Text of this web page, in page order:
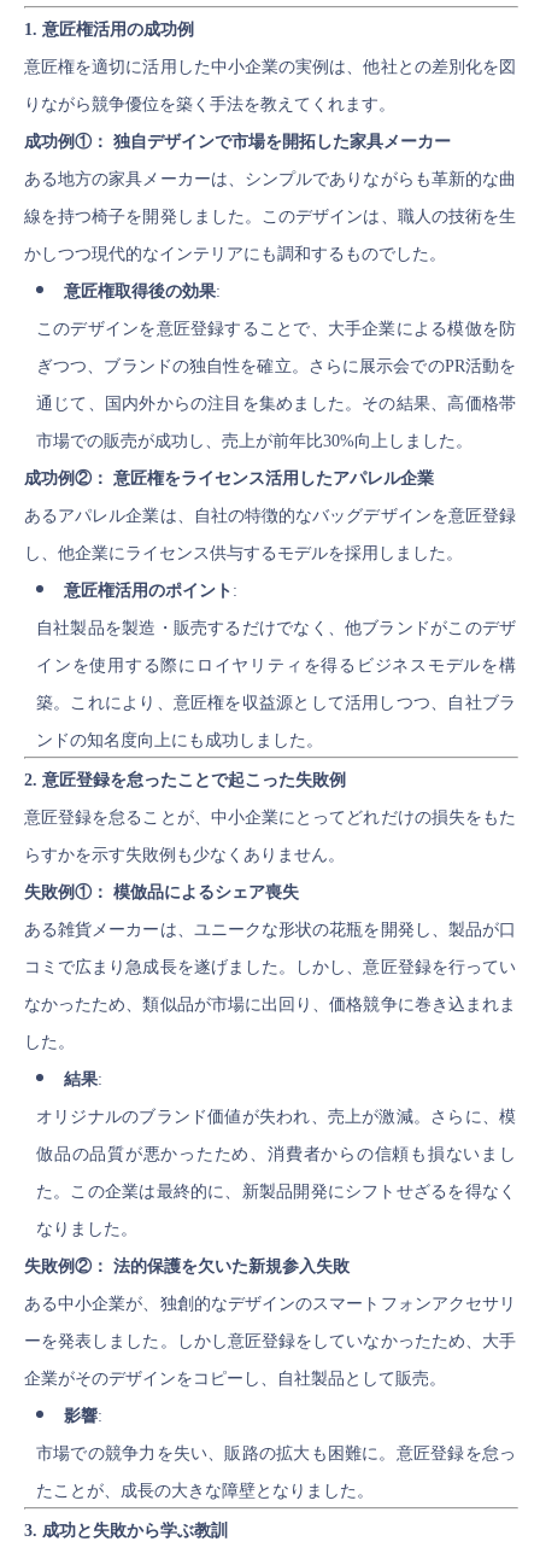
1. 意匠権活用の成功例
意匠権を適切に活用した中小企業の実例は、他社との差別化を図
りながら競争優位を築く手法を教えてくれます。
成功例①： 独自デザインで市場を開拓した家具メーカー
ある地方の家具メーカーは、シンプルでありながらも革新的な曲
線を持つ椅子を開発しました。このデザインは、職人の技術を生
かしつつ現代的なインテリアにも調和するものでした。
意匠権取得後の効果:
このデザインを意匠登録することで、大手企業による模倣を防
ぎつつ、ブランドの独自性を確立。さらに展示会でのPR活動を
通じて、国内外からの注目を集めました。その結果、高価格帯
市場での販売が成功し、売上が前年比30%向上しました。
成功例②： 意匠権をライセンス活用したアパレル企業
あるアパレル企業は、自社の特徴的なバッグデザインを意匠登録
し、他企業にライセンス供与するモデルを採用しました。
意匠権活用のポイント :
自社製品を製造・販売するだけでなく、他ブランドがこのデザ
インを使用する際にロイヤリティを得るビジネスモデルを構
築。これにより、意匠権を収益源として活用しつつ、自社ブラ
ンドの知名度向上にも成功しました。
2. 意匠登録を怠ったことで起こった失敗例
意匠登録を怠ることが、中小企業にとってどれだけの損失をもた
らすかを示す失敗例も少なくありません。
失敗例①： 模倣品によるシェア喪失
ある雑貨メーカーは、ユニークな形状の花瓶を開発し、製品が口
コミで広まり急成長を遂げました。しかし、意匠登録を行ってい
なかったため、類似品が市場に出回り、価格競争に巻き込まれま
した。
結果:
オリジナルのブランド価値が失われ、売上が激減。さらに、模
倣品の品質が悪かったため、消費者からの信頼も損ないまし
た。この企業は最終的に、新製品開発にシフトせざるを得なく
なりました。
失敗例②： 法的保護を欠いた新規参入失敗
ある中小企業が、独創的なデザインのスマートフォンアクセサリ
ーを発表しました。しかし意匠登録をしていなかったため、大手
企業がそのデザインをコピーし、自社製品として販売。
影響:
市場での競争力を失い、販路の拡大も困難に。意匠登録を怠っ
たことが、成長の大きな障壁となりました。
3. 成功と失敗から学ぶ教訓